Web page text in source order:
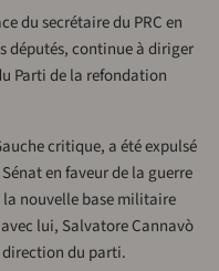
du secrétaire du PRC en
députés, continue à diriger
Parti de la refondation
critique, a été expulsé
en faveur de la guerre
la nouvelle base militaire
lui, Salvatore Cannavò
direction du parti.